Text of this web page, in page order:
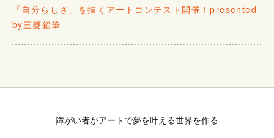
「自分らしさ」を描くアートコンテスト開催！presented
by三菱鉛筆
障がい者がアートで夢を叶える世界を作る